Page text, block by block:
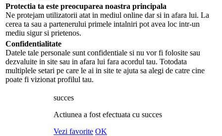
Protectia ta este preocuparea noastra principala
Ne protejam utilizatorii atat in mediul online dar si in afara lui. La
cerea ta sau a partenerului primele intalniri pot avea loc intr-un
mediu sigur si prietenos.
Confidentialitate
Datele tale personale sunt confidentiale si nu vor fi folosite sau
dezvaluite in site sau in afara lui fara acordul tau. Totodata
multiplele setari pe care le ai in site te ajuta sa alegi de catre cine
poate fi vizionat profilul tau.
succes
Actiunea a fost efectuata cu succes
Vezi favorite OK